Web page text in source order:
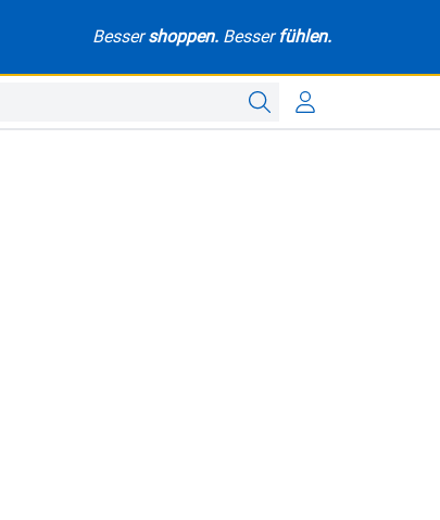
Bessershoppen. Besserfühlen.